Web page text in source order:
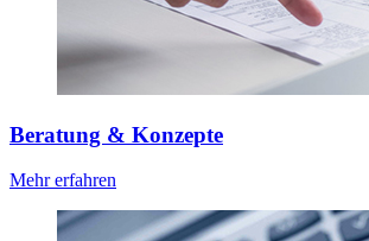
Beratung & Konzepte
Mehr erfahren